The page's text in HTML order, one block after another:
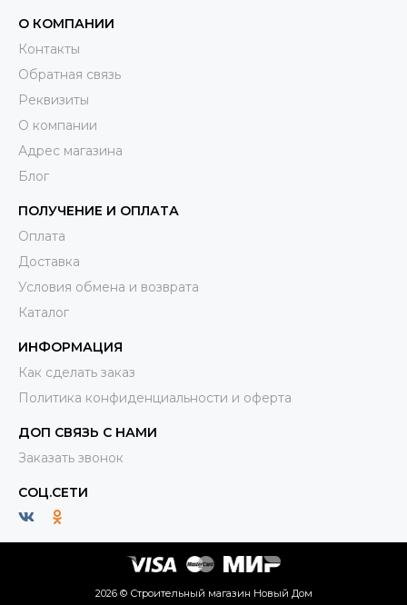
О КОМПАНИИ
Контакты
Обратная связь
Реквизиты
О компании
Адрес магазина
Блог
ПОЛУЧЕНИЕ И ОПЛАТА
Оплата
Доставка
Условия обмена и возврата
Каталог
ИНФОРМАЦИЯ
Как сделать заказ
Политика конфиденциальности и оферта
ДОП СВЯЗЬ С НАМИ
Заказать звонок
СОЦ.СЕТИ
2026 © Строительный магазин Новый Дом